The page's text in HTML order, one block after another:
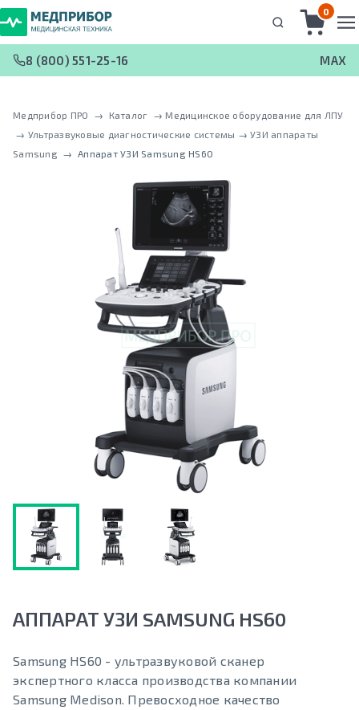
0
8 (800) 551-25-16 MAX
Медприбор ПРО → Каталог → Медицинское оборудование для ЛПУ
→ Ультразвуковые диагностические системы → УЗИ аппараты
Samsung → Аппарат УЗИ Samsung HS60
АППАРАТ УЗИ SAMSUNG HS60
Samsung HS60 - ультразвуковой сканер
экспертного класса производства компании
Samsung Medison. Превосходное качество